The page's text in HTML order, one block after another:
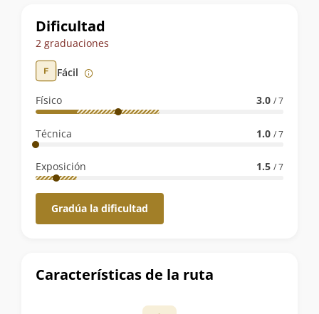
Datos
de
la
ruta
Dificultad
2 graduaciones
Fácil
Físico 3.0 / 7
Técnica 1.0 / 7
Exposición 1.5 / 7
Gradúa la dificultad
Características de la ruta